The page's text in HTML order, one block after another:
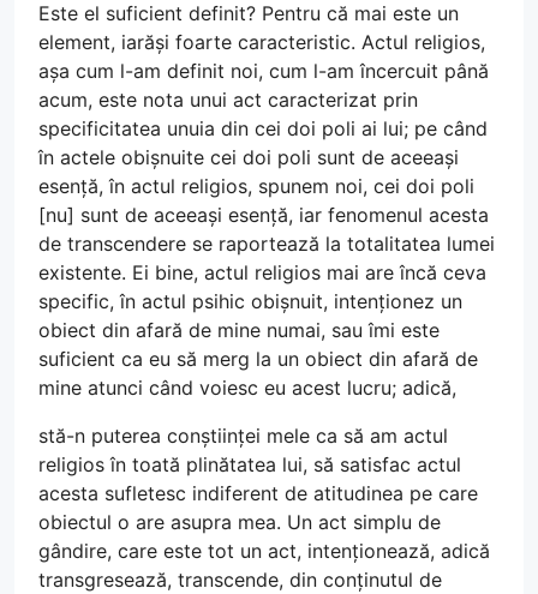
Este el suficient definit? Pentru că mai este un
element, iarăși foarte caracteristic. Actul religios,
așa cum l-am definit noi, cum l-am încercuit până
acum, este nota unui act caracterizat prin
specificitatea unuia din cei doi poli ai lui; pe când
în actele obișnuite cei doi poli sunt de aceeași
esență, în actul religios, spunem noi, cei doi poli
[nu] sunt de aceeași esență, iar fenomenul acesta
de transcendere se raportează la totalitatea lumei
existente. Ei bine, actul religios mai are încă ceva
specific, în actul psihic obișnuit, intenționez un
obiect din afară de mine numai, sau îmi este
suficient ca eu să merg la un obiect din afară de
mine atunci când voiesc eu acest lucru; adică,
stă-n puterea conștiinței mele ca să am actul
religios în toată plinătatea lui, să satisfac actul
acesta sufletesc indiferent de atitudinea pe care
obiectul o are asupra mea. Un act simplu de
gândire, care este tot un act, intenționează, adică
transgresează, transcende, din conținutul de